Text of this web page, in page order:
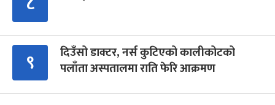
९
दिउँसो डाक्टर, नर्स कुटिएको कालीकोटको
पलाँता अस्पतालमा राति फेरि आक्रमण